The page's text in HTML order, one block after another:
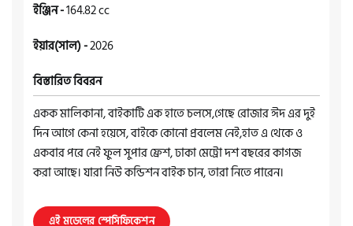
ইঞ্জিন -164.82 cc
ইয়ার(সাল) -2026
বিস্তারিত বিবরন
একক মালিকানা, বাইকাটি এক হাতে চলসে,গেছে রোজার ঈদ এর দুই
দিন আগে কেনা হয়েসে, বাইকে কোনো প্রবলেম নেই,হাত এ থেকে ও
একবার পরে নেই ফুল সুপার ফ্রেশ, ঢাকা মেট্রো দশ বছরের কাগজ
করা আছে। যারা নিউ কন্ডিশন বাইক চান, তারা নিতে পারেন।
এই মডেলের স্পেসিফিকেশন